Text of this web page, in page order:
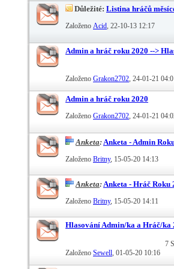
Důležité: Listina hráčů
Založeno Acid‎, 22-10-13 12:17
Admin a hráč roku 2020 -->
Založeno Grakon2702‎, 24-01-21
Admin a hráč roku 2020
Založeno Grakon2702‎, 24-01-21
Anketa:Anketa - Admin
Založeno Britny‎, 15-05-20 14:13
Anketa:Anketa - Hráč Roku
Založeno Britny‎, 15-05-20 14:11
Hlasování Admin/ka a Hráč/ka
Založeno Sewell‎, 01-05-20 10:16
7